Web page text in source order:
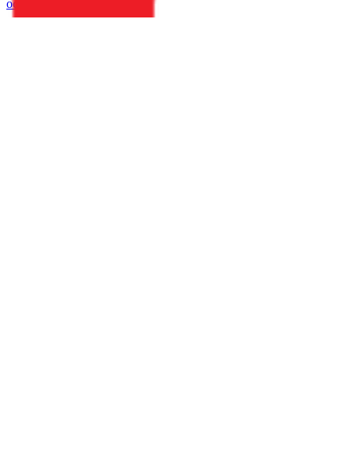
ochrana osobních údajů